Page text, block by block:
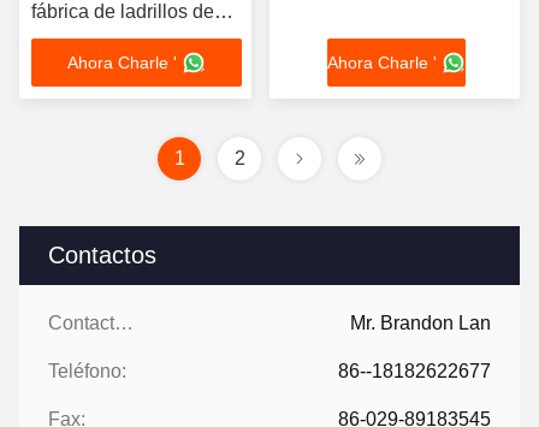
Contactos
Contactos: Mr. Brandon Lan
Teléfono: 86--18182622677
Fax: 86-029-89183545
fábrica de ladrillos de
arcilla máquina de
fabricación de bloques
totalmente automática
Ahora Charle ' Ahora Charle '
1 2